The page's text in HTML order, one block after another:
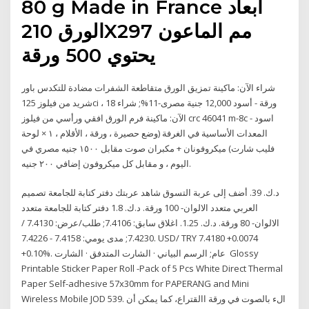
80 g Made in France ابعاد
الورق 210X297 مم الماعون
يحتوي 500 ورقة
شراء اﻵن: ماكينة تمزيق الورق متقاطعة الشفرات مضادة للتكدس باور
شريد من فيلوز 125ci ، 18 ورقة - أسود 12,000 جنية مصرى-11%; شراء
اﻵن: ماكينة فرم الورق افقي ورأسي من فيلوز crc 46041 m-8c - اسود
المعدات الأساسية في الغرفة (وضع حصيرة ، ورقة ، الأقلام ، ١ × لوحة
فليب شارت) ميكروفونان + مكبران صوت مقابل ١٥٠٠ جنيه مصري في
اليوم ، و مقابل كل ميكروفون إضافي ٢٠٠ جنيه.
د.ك.‏ 39. أضف إلى عربة التسوق شاهد عربتك دفتر كتابة للجامعة تصميم
العربي متعدد الالوان- 100 ورقة. د.ك.‏ 1.8 دفتر كتابة للجامعة متعدد
الالوان- 80 ورقة. د.ك.‏ 1.25. اغلاق سابق: 7.4106; طلب/عرض: 7.4130 /
7.4230; مدى يومي: 7.4158 - 7.4226. USD/ TRY 7.4180 +0.0074
+0.10%. عام; الرسم البياني · الشارت المتدفق · الشارت Glossy
Printable Sticker Paper Roll -Pack of 5 Pcs White Direct Thermal
Paper Self-adhesive 57x30mm for PAPERANG and Mini
Wireless Mobile JOD 539. الء بالصوت في ورقة االقتراع، كما يمكن أن